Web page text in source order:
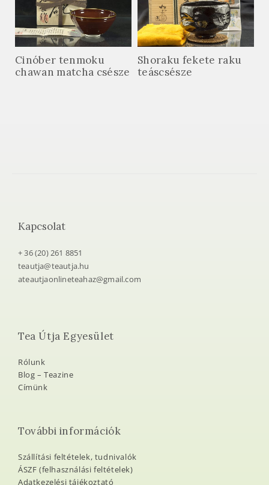
Cinóber tenmoku
chawan matcha csésze
Shoraku fekete raku
teáscsésze
Kapcsolat
+ 36 (20) 261 8851
teautja@teautja.hu
ateautjaonlineteahaz@gmail.com
Tea Útja Egyesület
Rólunk
Blog – Teazine
Címünk
További információk
Szállítási feltételek, tudnivalók
ÁSZF (felhasználási feltételek)
Adatkezelési tájékoztató